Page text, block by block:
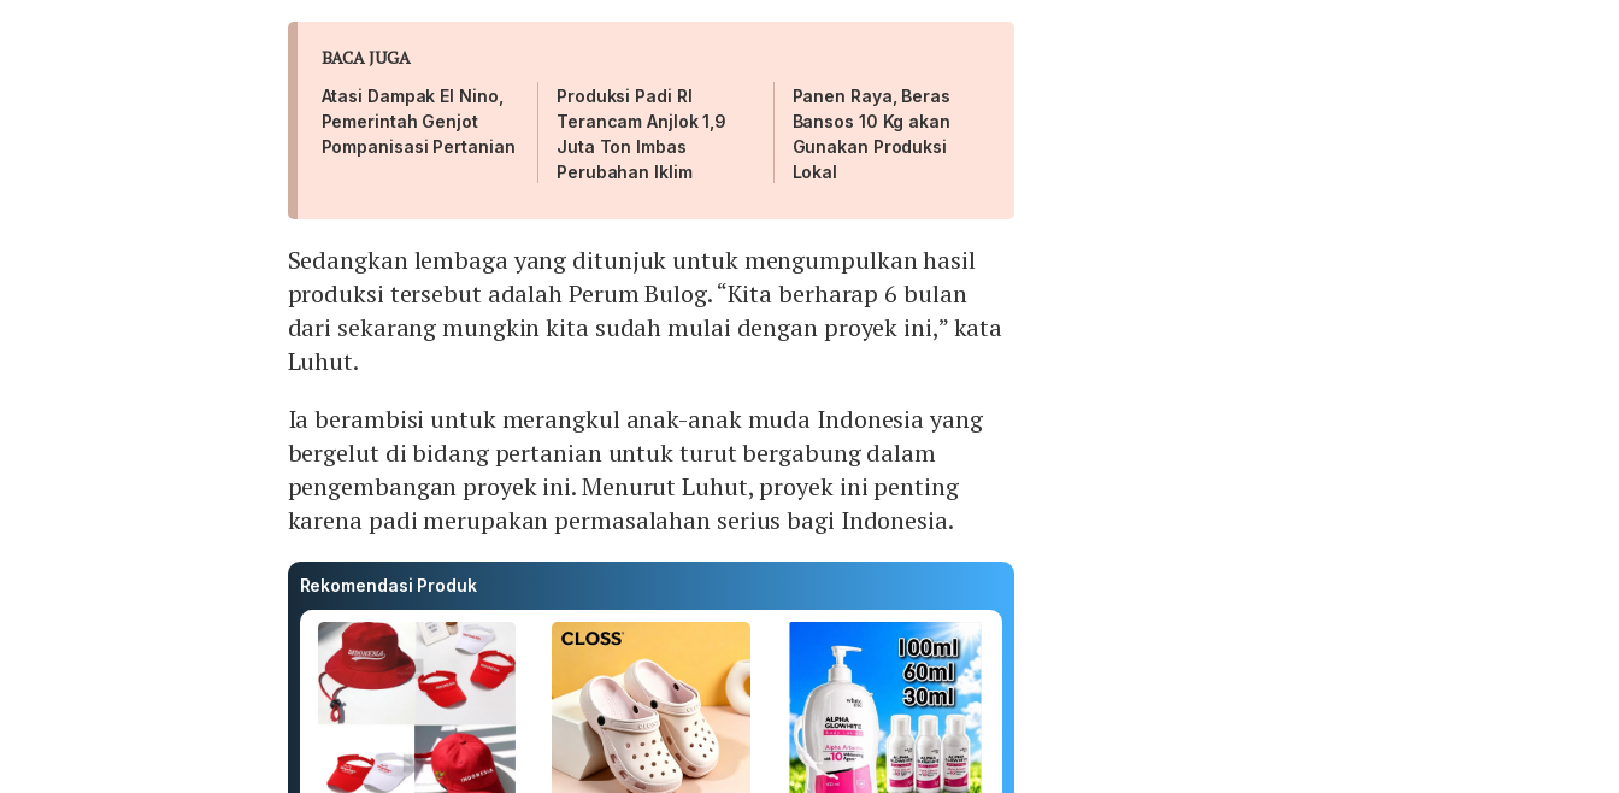
BACA JUGA
Atasi Dampak El Nino,
Pemerintah Genjot
Pompanisasi Pertanian
Produksi Padi RI
Terancam Anjlok 1,9
Juta Ton Imbas
Perubahan Iklim
Panen Raya, Beras
Bansos 10 Kg akan
Gunakan Produksi
Lokal
Sedangkan lembaga yang ditunjuk untuk mengumpulkan hasil
produksi tersebut adalah Perum Bulog. “Kita berharap 6 bulan
dari sekarang mungkin kita sudah mulai dengan proyek ini,” kata
Luhut.
Ia berambisi untuk merangkul anak-anak muda Indonesia yang
bergelut di bidang pertanian untuk turut bergabung dalam
pengembangan proyek ini. Menurut Luhut, proyek ini penting
karena padi merupakan permasalahan serius bagi Indonesia.
Rekomendasi Produk